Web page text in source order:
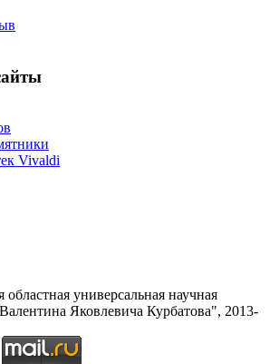
Vivaldi
универсальная научная
Яковлевича Курбатова", 2013-